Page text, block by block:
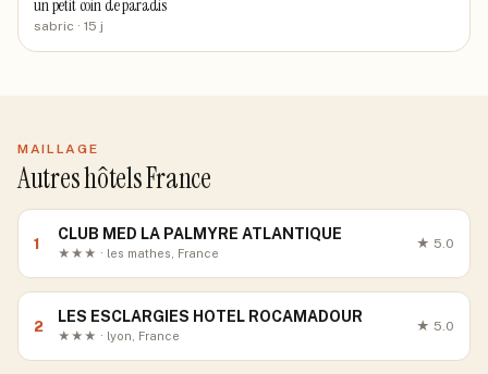
un petit coin de paradis
sabric · 15 j
MAILLAGE
Autres hôtels France
1
CLUB MED LA PALMYRE ATLANTIQUE
★★★ · les mathes, France
★ 5.0
2
LES ESCLARGIES HOTEL ROCAMADOUR
★★★ · lyon, France
★ 5.0